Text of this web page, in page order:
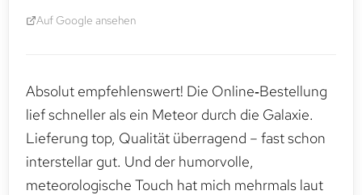
Auf Google ansehen
Absolut empfehlenswert! Die Online‑Bestellung
lief schneller als ein Meteor durch die Galaxie.
Lieferung top, Qualität überragend – fast schon
interstellar gut. Und der humorvolle,
meteorologische Touch hat mich mehrmals laut